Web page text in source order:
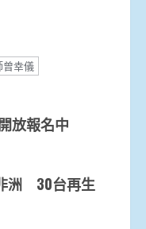
曾幸儀
放報名中
洲 30台再生